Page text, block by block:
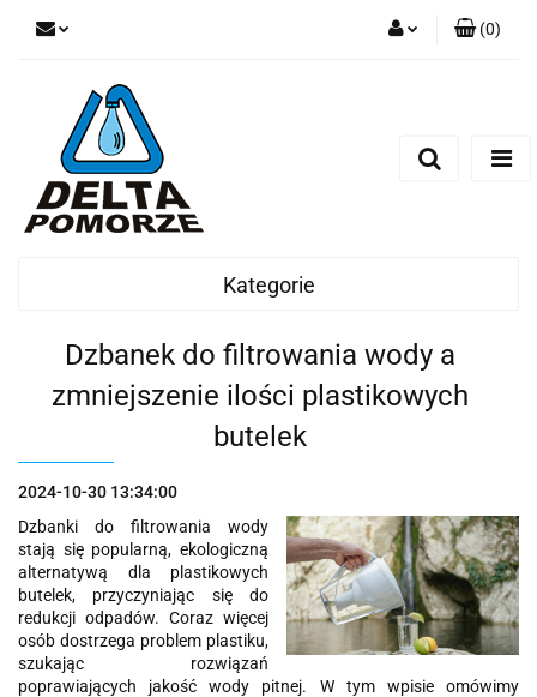
(0)
Kategorie
Dzbanek do filtrowania wody a
zmniejszenie ilości plastikowych
butelek
2024-10-30 13:34:00
Dzbanki do filtrowania wody
stają się popularną, ekologiczną
alternatywą dla plastikowych
butelek, przyczyniając się do
redukcji odpadów. Coraz więcej
osób dostrzega problem plastiku,
szukając rozwiązań
poprawiających jakość wody pitnej. W tym wpisie omówimy